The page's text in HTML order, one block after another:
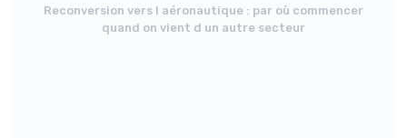
Reconversion vers l aéronautique : par où commencer
quand on vient d un autre secteur